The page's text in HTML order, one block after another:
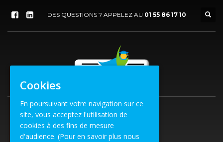
DES QUESTIONS ? APPELEZ AU 01 55 86 17 10
Cookies
En poursuivant votre navigation sur ce
site, vous acceptez l'utilisation de
cookies à des fins de mesure
d'audience. (Pour en savoir plus nous